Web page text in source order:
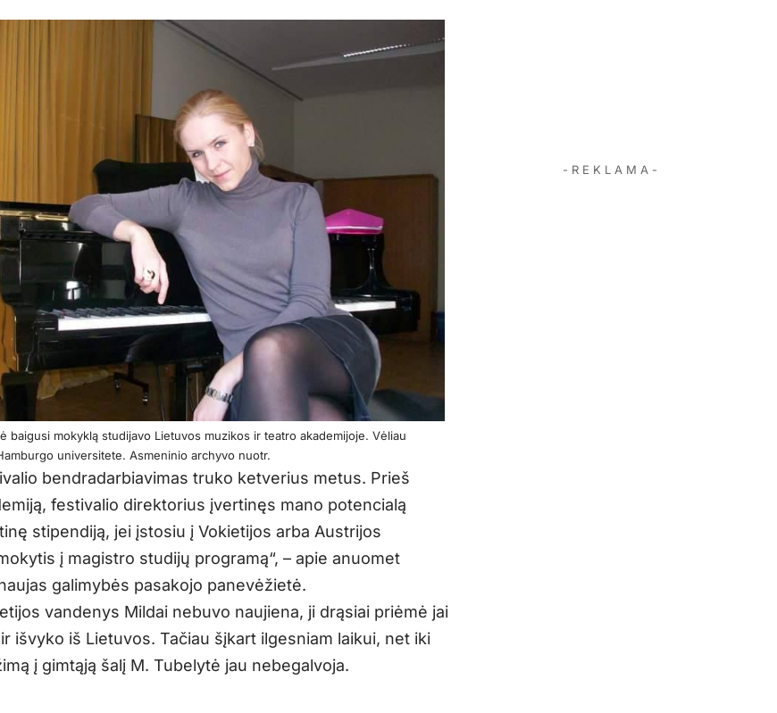
baigusi mokyklą studijavo Lietuvos muzikos ir teatro akademijoje. Vėliau
universitete. Asmeninio archyvo nuotr.
bendradarbiavimas truko ketverius metus. Prieš
festivalio direktorius įvertinęs mano potencialą
stipendiją, jei įstosiu į Vokietijos arba Austrijos
į magistro studijų programą“, – apie anuomet
galimybės pasakojo panevėžietė.
vandenys Mildai nebuvo naujiena, ji drąsiai priėmė jai
išvyko iš Lietuvos. Tačiau šįkart ilgesniam laikui, net iki
į gimtąją šalį M. Tubelytė jau nebegalvoja.
- R E K L A M A -